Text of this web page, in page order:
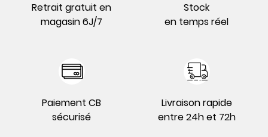
Retrait gratuit en
magasin 6J/7
Stock
en temps réel
Paiement CB
sécurisé
Livraison rapide
entre 24h et 72h